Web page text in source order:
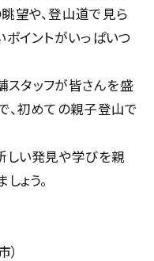
望や、登山道で見ら
イントがいっぱいつ
タッフが皆さんを盛
、初めての親子登山で
しい発見や学びを親
ょう。